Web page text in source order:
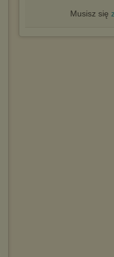
Musisz się